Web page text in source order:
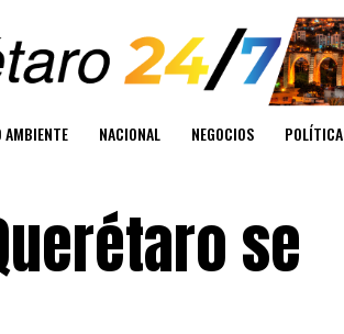
AMBIENTE NACIONAL NEGOCIOS POLÍTICA
se